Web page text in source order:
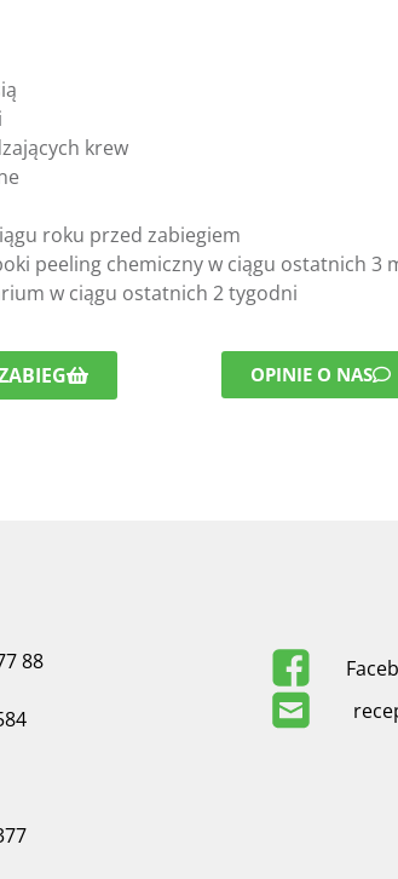
krew
roku przed zabiegiem
peeling chemiczny w ciągu ostatnich 3
w ciągu ostatnich 2 tygodni
OPINIE O NAS
88